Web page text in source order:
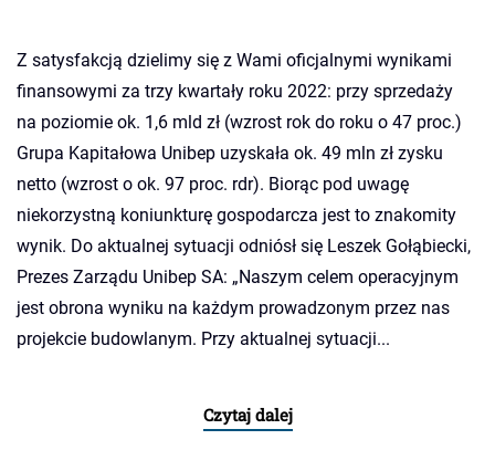
Z satysfakcją dzielimy się z Wami oficjalnymi wynikami
finansowymi za trzy kwartały roku 2022: przy sprzedaży
na poziomie ok. 1,6 mld zł (wzrost rok do roku o 47 proc.)
Grupa Kapitałowa Unibep uzyskała ok. 49 mln zł zysku
netto (wzrost o ok. 97 proc. rdr). Biorąc pod uwagę
niekorzystną koniunkturę gospodarcza jest to znakomity
wynik. Do aktualnej sytuacji odniósł się Leszek Gołąbiecki,
Prezes Zarządu Unibep SA: „Naszym celem operacyjnym
jest obrona wyniku na każdym prowadzonym przez nas
projekcie budowlanym. Przy aktualnej sytuacji...
Czytaj dalej